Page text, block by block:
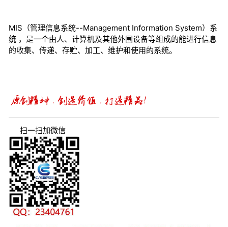
MIS（管理信息系统--Management Information System）系
统 ，是一个由人、计算机及其他外围设备等组成的能进行信息
的收集、传递、存贮、加工、维护和使用的系统。
扫一扫加微信